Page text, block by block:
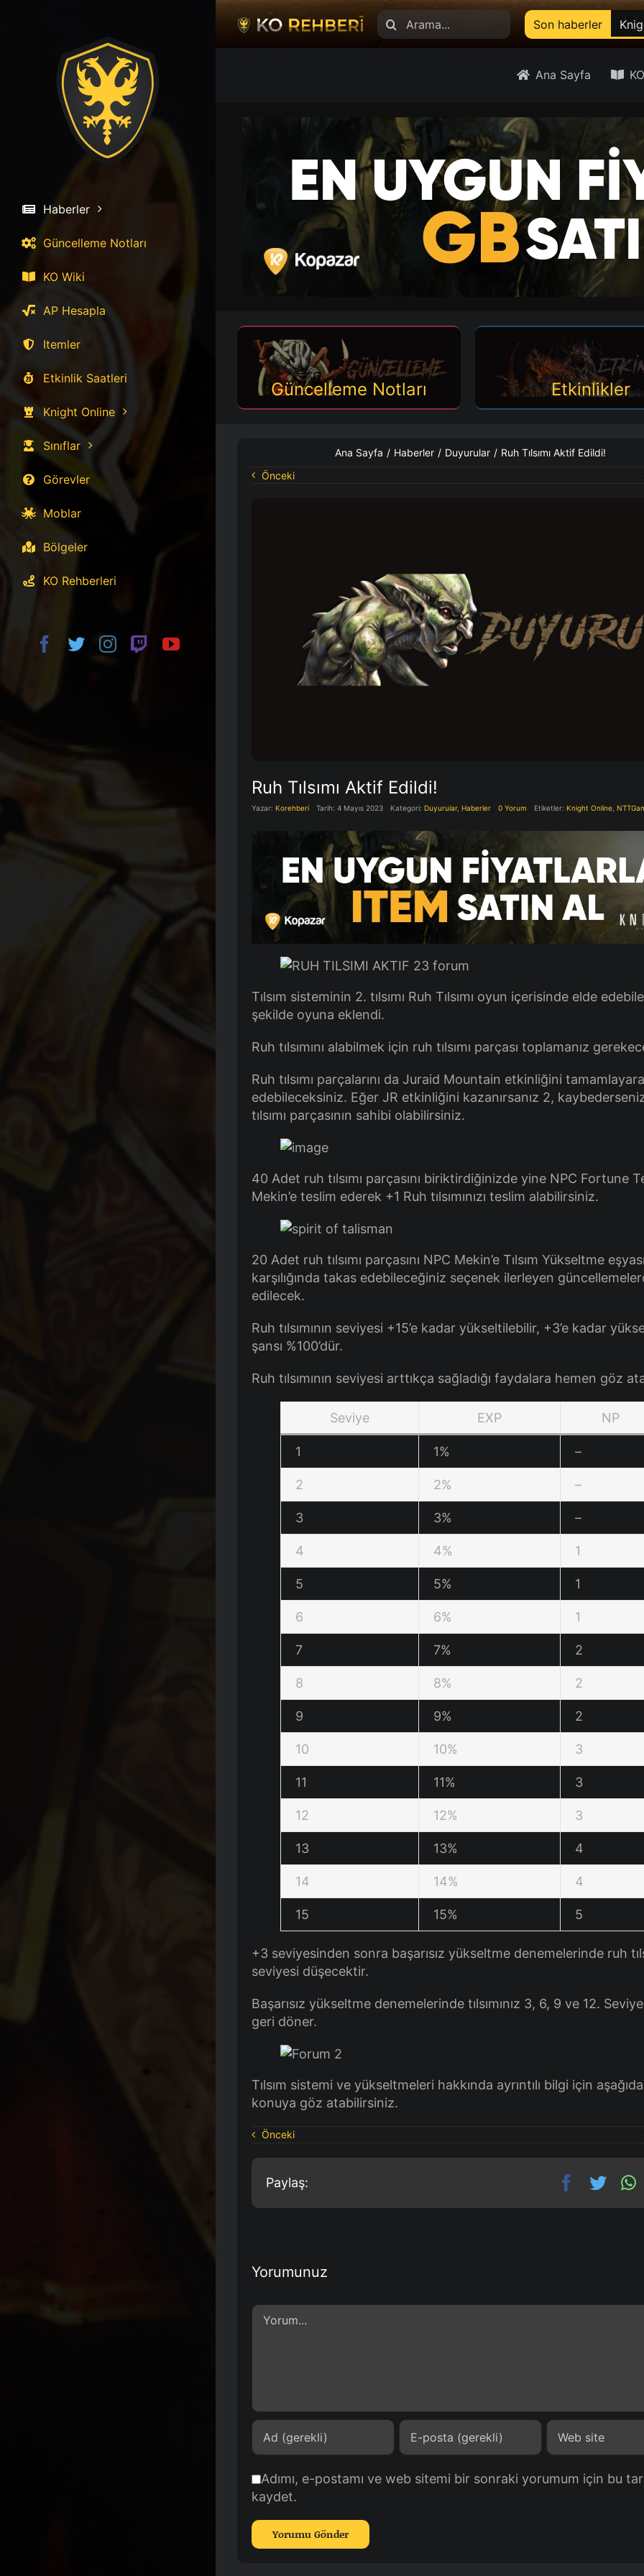
Haberler
Güncelleme Notları
KO Wiki
AP Hesapla
Itemler
Etkinlik Saatleri
Knight Online
Sınıflar
Görevler
Moblar
Bölgeler
KO Rehberleri
Search
for:
Son haberler
Ana Sayfa
Güncelleme Notları Etkinlikler
Ana Sayfa / Haberler / Duyurular / Ruh Tılsımı Aktif Edildi!
Önceki
Ruh Tılsımı Aktif Edildi!
Yazar: Korehberi Tarih: 4 Mayıs 2023 Kategori: Duyurular, Haberler 0 Yorum Etiketler: Knight Online
Tılsım sisteminin 2. tılsımı Ruh Tılsımı oyun içerisinde elde
şekilde oyuna eklendi.
Ruh tılsımını alabilmek için ruh tılsımı parçası toplamanız
Ruh tılsımı parçalarını da Juraid Mountain etkinliğini
edebileceksiniz. Eğer JR etkinliğini kazanırsanız 2,
tılsımı parçasının sahibi olabilirsiniz.
40 Adet ruh tılsımı parçasını biriktirdiğinizde yine NPC Fortune
Mekin’e teslim ederek +1 Ruh tılsımınızı teslim alabilirsiniz.
20 Adet ruh tılsımı parçasını NPC Mekin’e Tılsım Yükseltme eşyası
karşılığında takas edebileceğiniz seçenek ilerleyen
edilecek.
Ruh tılsımının seviyesi +15’e kadar yükseltilebilir, +3’e kadar
şansı %100’dür.
Ruh tılsımının seviyesi arttıkça sağladığı faydalara hemen göz
Seviye EXP NP
1 1% –
2 2% –
3 3% –
4 4% 1
5 5% 1
6 6% 1
7 7% 2
8 8% 2
9 9% 2
10 10% 3
11 11% 3
12 12% 3
13 13% 4
14 14% 4
15 15% 5
+3 seviyesinden sonra başarısız yükseltme denemelerinde ruh
seviyesi düşecektir.
Başarısız yükseltme denemelerinde tılsımınız 3, 6, 9 ve 12.
geri döner.
Tılsım sistemi ve yükseltmeleri hakkında ayrıntılı bilgi için
konuya göz atabilirsiniz.
Önceki
Paylaş:
Yorumunuz
Comment
Adımı, e-postamı ve web sitemi bir sonraki yorumum için bu
kaydet.